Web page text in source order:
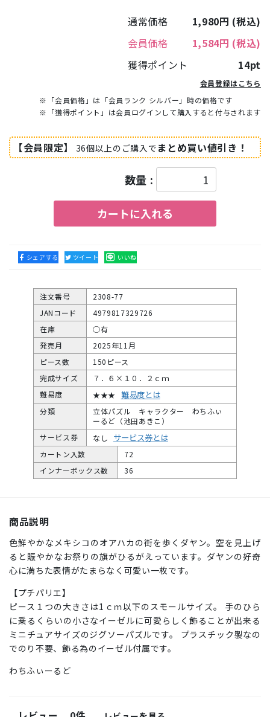
通常価格 1,980円 (税込)
会員価格
1,584円 (税込)
獲得ポイント
14pt
会員登録はこちら
※「会員価格」は「会員ランク シルバー」時の価格です
※「獲得ポイント」は会員ログインして購入すると付与されます
【会員限定】 36個以上のご購入で まとめ買い値引き！
数量 :
カートに入れる
シェアする ツイート いいね
注文番号
2308-77
JANコード
4979817329726
在庫
○有
発売月
2025年11月
ピース数
150ピース
完成サイズ
７．６×１０．２ｃｍ
難易度
★★★ 難易度とは
分類
立体パズル キャラクター わちふぃ
ーるど（池田あきこ）
サービス券
なし サービス券とは
カートン入数
72
インナーボックス数
36
商品説明
色鮮やかなメキシコのオアハカの街を歩くダヤン。空を見上げ
ると賑やかなお祭りの旗がひるがえっています。ダヤンの好奇
心に満ちた表情がたまらなく可愛い一枚です。
【プチパリエ】
ピース１つの大きさは1ｃｍ以下のスモールサイズ。 手のひら
に乗るくらいの小さなイーゼルに可愛らしく飾ることが出来る
ミニチュアサイズのジグソーパズルです。 プラスチック製なの
でのり不要、飾る為のイーゼル付属です。
わちふぃーるど